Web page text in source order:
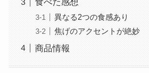
食べた感想
異なる2つの食感あり
焦げのアクセントが絶妙
商品情報